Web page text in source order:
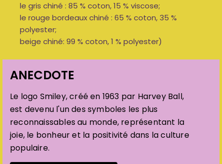
le gris chiné : 85 % coton, 15 % viscose;
le rouge bordeaux chiné : 65 % coton, 35 %
polyester;
beige chiné: 99 % coton, 1 % polyester)
ANECDOTE
Le logo Smiley, créé en 1963 par Harvey Ball,
est devenu l'un des symboles les plus
reconnaissables au monde, représentant la
joie, le bonheur et la positivité dans la culture
populaire.